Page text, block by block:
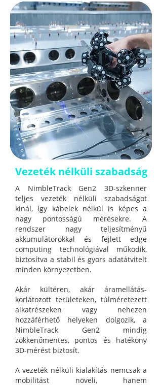
Vezeték nélküli szabadság
A NimbleTrack Gen2 3D-szkenner
teljes vezeték nélküli szabadságot
kínál, így kábelek nélkül is képes a
nagy pontosságú mérésekre. A
rendszer nagy teljesítményű
akkumulátorokkal és fejlett edge
computing technológiával működik,
biztosítva a stabil és gyors adatátvitelt
minden környezetben.
Akár kültéren, akár áramellátás-
korlátozott területeken, túlméretezett
alkatrészeken vagy nehezen
hozzáférhető helyeken dolgozik, a
NimbleTrack Gen2 mindig
zökkenőmentes, pontos és hatékony
3D-mérést biztosít.
A vezeték nélküli kialakítás nemcsak a
mobilitást növeli, hanem